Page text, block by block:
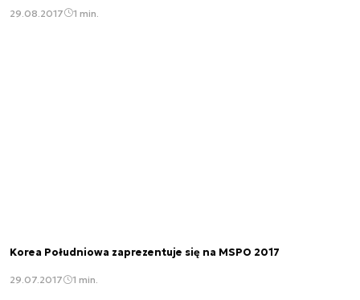
29.08.2017 1 min.
Korea Południowa zaprezentuje się na MSPO 2017
29.07.2017 1 min.